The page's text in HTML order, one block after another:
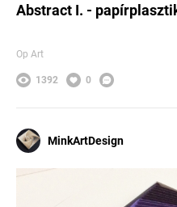
Abstract I. -
Op Art
1392 0
MinkArtDesign